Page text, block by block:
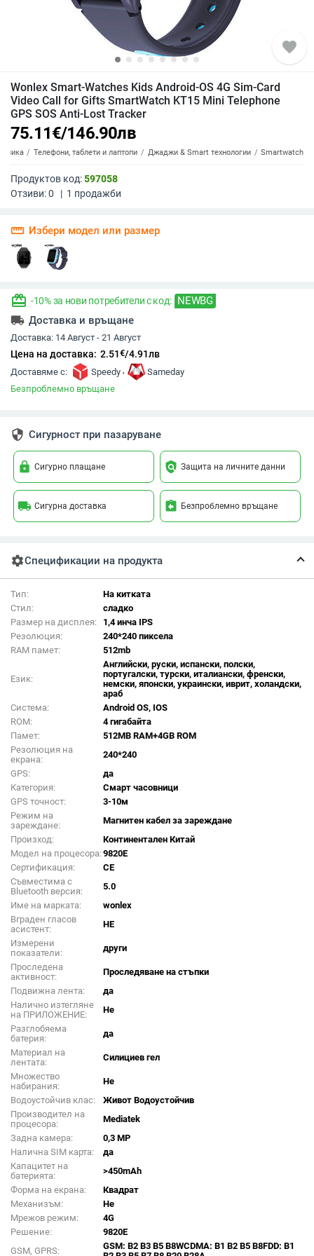
favorite
Wonlex Smart-Watches Kids Android-OS 4G Sim-Card
Video Call for Gifts SmartWatch KT15 Mini Telephone
GPS SOS Anti-Lost Tracker
75.11€/146.90лв
Телефони, таблети и лаптопи Джаджи & Smart технологии Smartwatch
Продуктов код:597058
Отзиви:0 | 1 продажби
straighten Избери модел или размер
redeem -10% за нови потребители с код: NEWBG
local_shipping Доставка и връщане
Доставка: 14 Август - 21 Август
Цена на доставка: 2.51€/4.91лв
Доставяме с: Speedy ,
Sameday
Безпроблемно връщане
security Сигурност при пазаруване
lock Сигурно плащане policy Защита на личните данни
local_shipping Сигурна доставка assignment_return Безпроблемно връщане
settingsСпецификации на продукта
Тип:
На китката
Стил:
сладко
Размер на дисплея:
1,4 инча IPS
Резолюция:
240*240 пиксела
RAM памет:
512mb
Език:
Английски, руски, испански, полски,
португалски, турски, италиански, френски,
немски, японски, украински, иврит, холандски,
араб
Система:
Android OS, IOS
ROM:
4 гигабайта
Памет:
512MB RAM+4GB ROM
Резолюция на
екрана:
240*240
GPS:
да
Категория:
Смарт часовници
GPS точност:
3-10м
Режим на
зареждане:
Магнитен кабел за зареждане
Произход:
Континентален Китай
Модел на процесора: 9820E
Сертификация:
CE
Съвместима с
Bluetooth версия:
5.0
Име на марката:
wonlex
Вграден гласов
асистент:
НЕ
Измерени
показатели:
други
Проследена
активност:
Проследяване на стъпки
Подвижна лента:
да
Налично изтегляне
на ПРИЛОЖЕНИЕ:
Не
Разглобяема
батерия:
да
Материал на
лентата:
Силициев гел
Множество
набирания:
Не
Водоустойчив клас:
Живот Водоустойчив
Производител на
процесора:
Mediatek
Задна камера:
0,3 MP
Налична SIM карта:
да
Капацитет на
батерията:
>450mAh
Форма на екрана:
Квадрат
Механизъм:
Не
Мрежов режим:
4G
Решение:
9820E
GSM, GPRS:
GSM: B2 B3 B5 B8WCDMA: B1 B2 B5 B8FDD: B1